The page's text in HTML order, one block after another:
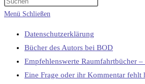
umschalten
Menü Schließen
Datenschutzerklärung
Bücher des Autors bei BOD
Empfehlenswerte Raumfahrtbücher
Eine Frage oder ihr Kommentar fehlt